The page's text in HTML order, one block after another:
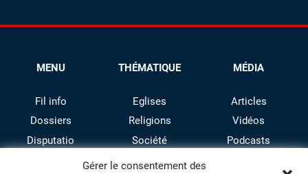
Gérer le consentement des
MENU
Fil info
Dossiers
Disputatio
THÉMATIQUE
Eglises
Religions
Société
Culture
MÉDIA
Articles
Vidéos
Podcasts